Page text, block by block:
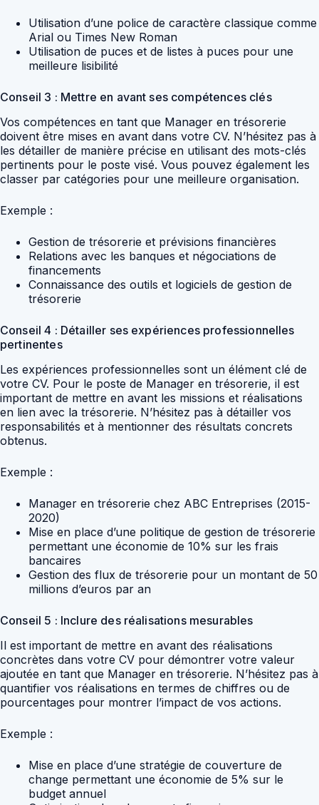
Utilisation d’une police de caractère classique comme
Arial ou Times New Roman
Utilisation de puces et de listes à puces pour une
meilleure lisibilité
Conseil 3 : Mettre en avant ses compétences clés
Vos compétences en tant que Manager en trésorerie
doivent être mises en avant dans votre CV. N’hésitez pas à
les détailler de manière précise en utilisant des mots-clés
pertinents pour le poste visé. Vous pouvez également les
classer par catégories pour une meilleure organisation.
Exemple :
Gestion de trésorerie et prévisions financières
Relations avec les banques et négociations de
financements
Connaissance des outils et logiciels de gestion de
trésorerie
Conseil 4 : Détailler ses expériences professionnelles
pertinentes
Les expériences professionnelles sont un élément clé de
votre CV. Pour le poste de Manager en trésorerie, il est
important de mettre en avant les missions et réalisations
en lien avec la trésorerie. N’hésitez pas à détailler vos
responsabilités et à mentionner des résultats concrets
obtenus.
Exemple :
Manager en trésorerie chez ABC Entreprises (2015-
2020)
Mise en place d’une politique de gestion de trésorerie
permettant une économie de 10% sur les frais
bancaires
Gestion des flux de trésorerie pour un montant de 50
millions d’euros par an
Conseil 5 : Inclure des réalisations mesurables
Il est important de mettre en avant des réalisations
concrètes dans votre CV pour démontrer votre valeur
ajoutée en tant que Manager en trésorerie. N’hésitez pas à
quantifier vos réalisations en termes de chiffres ou de
pourcentages pour montrer l’impact de vos actions.
Exemple :
Mise en place d’une stratégie de couverture de
change permettant une économie de 5% sur le
budget annuel